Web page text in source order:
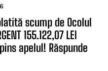
scump de Ocolul
155.122,07 LEI
apelul! Răspunde